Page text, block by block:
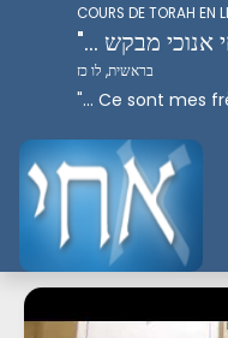
COURS DE TORAH EN
בראשית, לו כז
"... Ce sont mes
Perek 1